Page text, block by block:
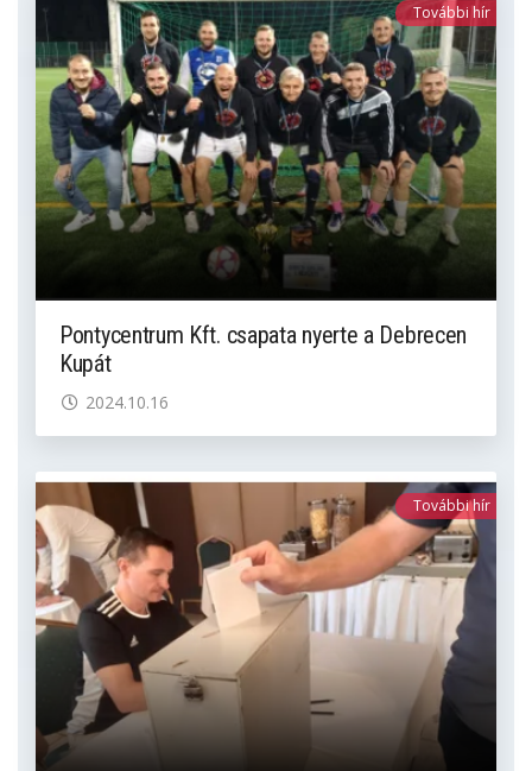
További hír
Pontycentrum Kft. csapata nyerte a Debrecen
Kupát
2024.10.16
További hír